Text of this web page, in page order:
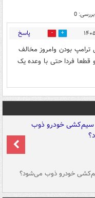
بررسی: 0
0 پاسخ
ترامپ بودن وامروز مخالف
فردا حتی با وعده یک
خودرو ذوب می‌شود؟